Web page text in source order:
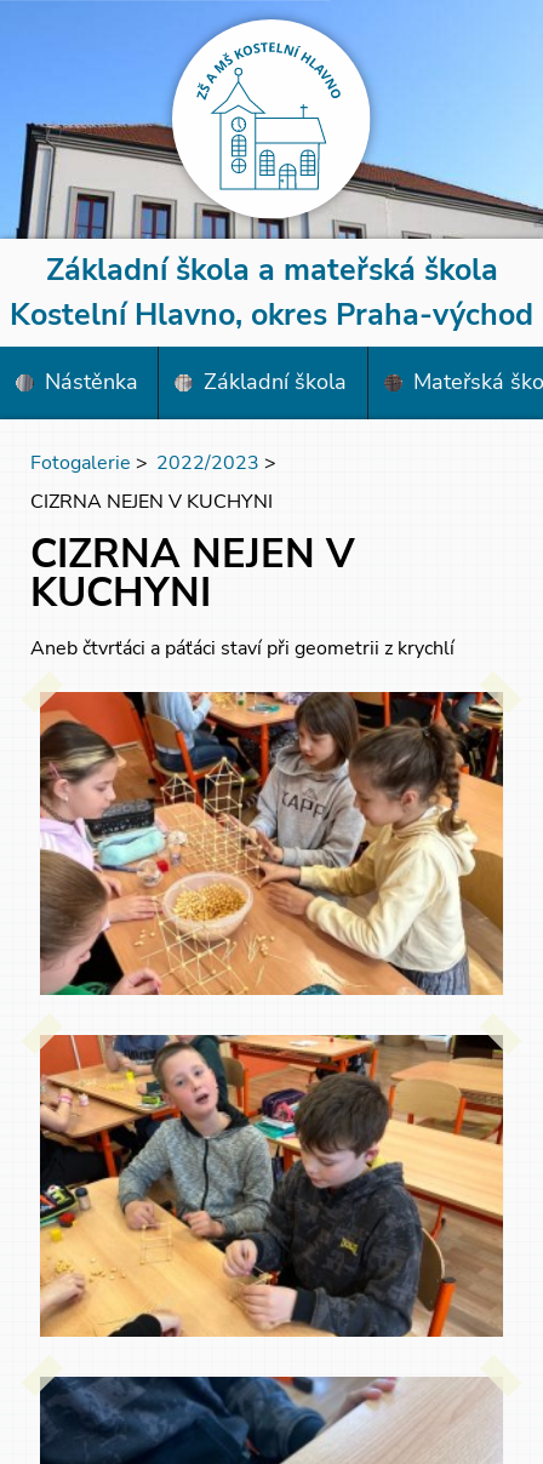
Základní škola a mateřská škola
Kostelní Hlavno, okres Praha-východ
Nástěnka Základní škola Mateřská
Fotogalerie > 2022/2023 >
CIZRNA NEJEN V KUCHYNI
CIZRNA NEJEN V
KUCHYNI
Aneb čtvrťáci a páťáci staví při geometrii z krychlí